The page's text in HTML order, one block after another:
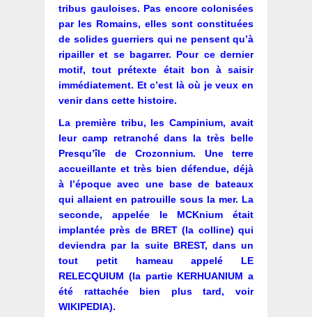
tribus gauloises. Pas encore colonisées
par les Romains, elles sont constituées
de solides guerriers qui ne pensent qu’à
ripailler et se bagarrer. Pour ce dernier
motif, tout prétexte était bon à saisir
immédiatement. Et c’est là où je veux en
venir dans cette histoire.
La première tribu, les Campinium, avait
leur camp retranché dans la très belle
Presqu’île de Crozonnium. Une terre
accueillante et très bien défendue, déjà
à l’époque avec une base de bateaux
qui allaient en patrouille sous la mer. La
seconde, appelée le MCKnium était
implantée près de BRET (la colline) qui
deviendra par la suite BREST, dans un
tout petit hameau appelé LE
RELECQUIUM (la partie KERHUANIUM a
été rattachée bien plus tard, voir
WIKIPEDIA).